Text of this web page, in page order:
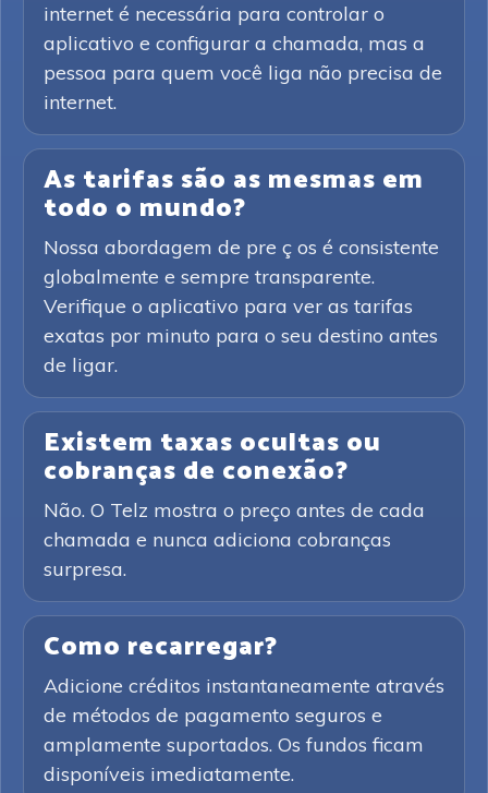
internet é necessária para controlar o
aplicativo e configurar a chamada, mas a
pessoa para quem você liga não precisa de
internet.
As tarifas são as mesmas em
todo o mundo?
Nossa abordagem de pre ç os é consistente
globalmente e sempre transparente.
Verifique o aplicativo para ver as tarifas
exatas por minuto para o seu destino antes
de ligar.
Existem taxas ocultas ou
cobranças de conexão?
Não. O Telz mostra o preço antes de cada
chamada e nunca adiciona cobranças
surpresa.
Como recarregar?
Adicione créditos instantaneamente através
de métodos de pagamento seguros e
amplamente suportados. Os fundos ficam
disponíveis imediatamente.